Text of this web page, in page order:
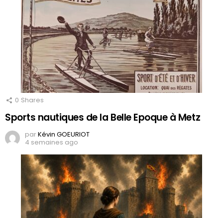
0 Shares
Sports nautiques de la Belle Epoque à Metz
parKévin GOEURIOT
4 semaines ago